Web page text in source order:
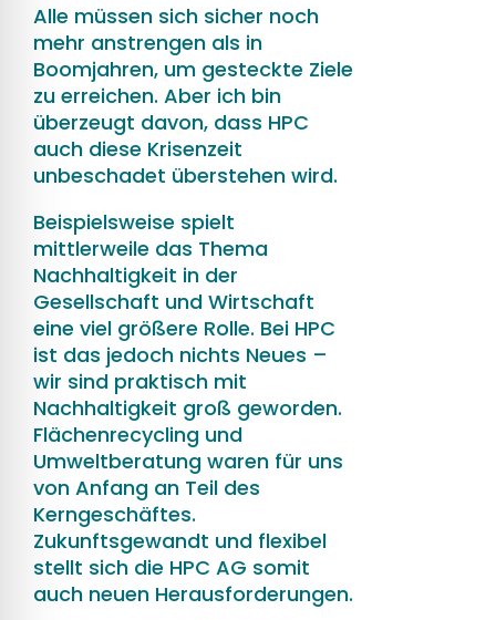
Alle müssen sich sicher noch
mehr anstrengen als in
Boomjahren, um gesteckte Ziele
zu erreichen. Aber ich bin
überzeugt davon, dass HPC
auch diese Krisenzeit
unbeschadet überstehen wird.
Beispielsweise spielt
mittlerweile das Thema
Nachhaltigkeit in der
Gesellschaft und Wirtschaft
eine viel größere Rolle. Bei HPC
ist das jedoch nichts Neues –
wir sind praktisch mit
Nachhaltigkeit groß geworden.
Flächenrecycling und
Umweltberatung waren für uns
von Anfang an Teil des
Kerngeschäftes.
Zukunftsgewandt und flexibel
stellt sich die HPC AG somit
auch neuen Herausforderungen.